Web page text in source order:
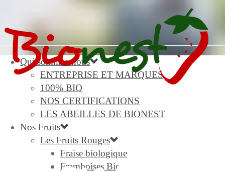
Qui sommes-nous
ENTREPRISE ET MARQUES
100% BIO
NOS CERTIFICATIONS
LES ABEILLES DE BIONEST
Nos Fruits
Les Fruits Rouges
Fraise biologique
Framboises Bio